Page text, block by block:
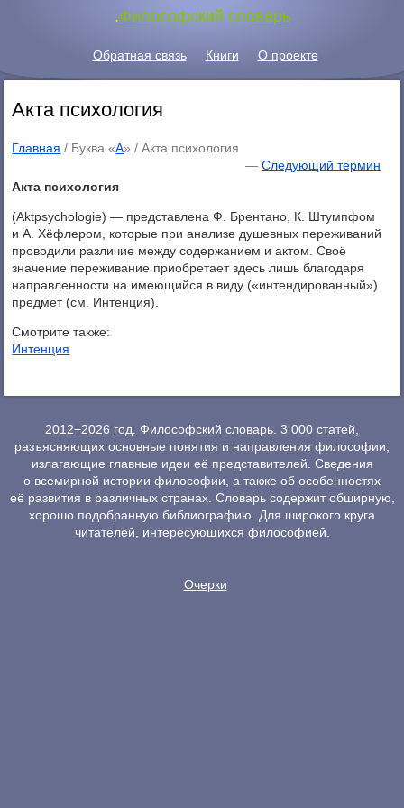
.Философский словарь
Обратная связь Книги О проекте
Акта психология
Главная / Буква «А» /Акта психология
— Следующий термин
Акта психология
(Aktpsychologie) — представлена Ф. Брентано, К. Штумпфом
и А. Хёфлером, которые при анализе душевных переживаний
проводили различие между содержанием и актом. Своё
значение переживание приобретает здесь лишь благодаря
направленности на имеющийся в виду («интендированный»)
предмет (см. Интенция).
Смотрите также:
Интенция
2012−2026 год. Философский словарь. 3 000 статей,
разъясняющих основные понятия и направления философии,
излагающие главные идеи её представителей. Сведения
о всемирной истории философии, а также об особенностях
её развития в различных странах. Словарь содержит обширную,
хорошо подобранную библиографию. Для широкого круга
читателей, интересующихся философией.
Очерки